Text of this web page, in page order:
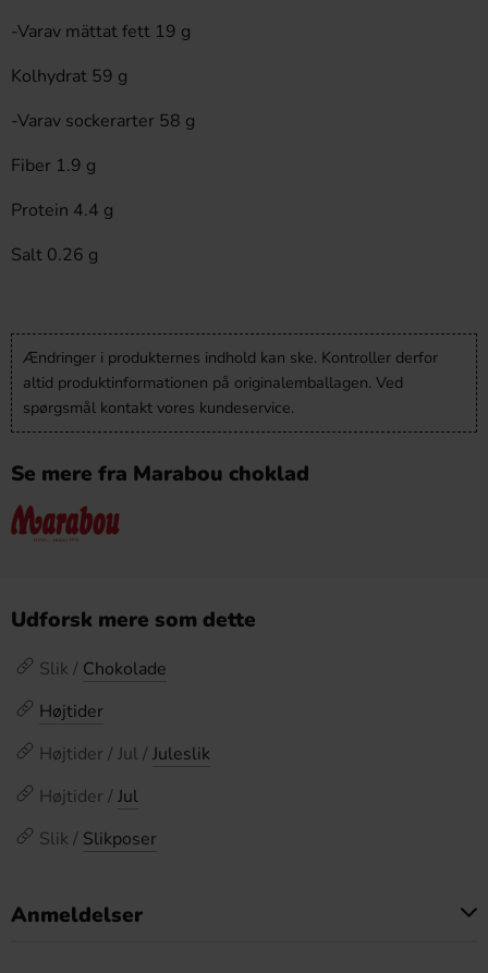
-Varav mättat fett 19 g
Kolhydrat 59 g
-Varav sockerarter 58 g
Fiber 1.9 g
Protein 4.4 g
Salt 0.26 g
Ændringer i produkternes indhold kan ske. Kontroller derfor
altid produktinformationen på originalemballagen. Ved
spørgsmål kontakt vores kundeservice.
Se mere fra Marabou choklad
Udforsk mere som dette
Slik / Chokolade
Højtider
Højtider / Jul / Juleslik
Højtider / Jul
Slik / Slikposer
Anmeldelser